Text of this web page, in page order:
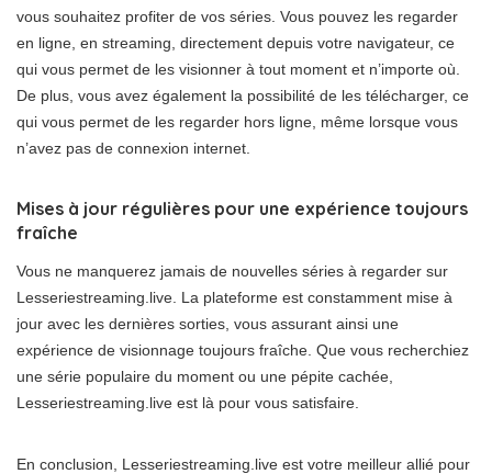
vous souhaitez profiter de vos séries. Vous pouvez les regarder
en ligne, en streaming, directement depuis votre navigateur, ce
qui vous permet de les visionner à tout moment et n’importe où.
De plus, vous avez également la possibilité de les télécharger, ce
qui vous permet de les regarder hors ligne, même lorsque vous
n’avez pas de connexion internet.
Mises à jour régulières pour une expérience toujours
fraîche
Vous ne manquerez jamais de nouvelles séries à regarder sur
Lesseriestreaming.live. La plateforme est constamment mise à
jour avec les dernières sorties, vous assurant ainsi une
expérience de visionnage toujours fraîche. Que vous recherchiez
une série populaire du moment ou une pépite cachée,
Lesseriestreaming.live est là pour vous satisfaire.
En conclusion, Lesseriestreaming.live est votre meilleur allié pour